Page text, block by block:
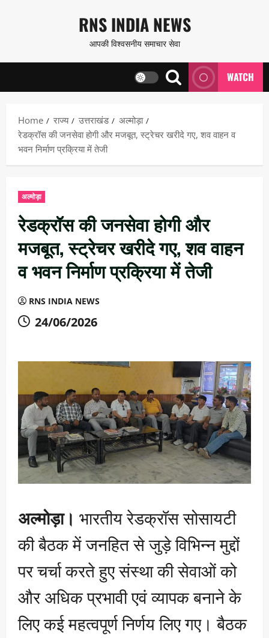
content
RNS INDIA NEWS
आपकी विश्वसनीय समाचार सेवा
WATCH
Home राज्य उत्तराखंड
अल्मोड़ा
रेडक्रॉस की जनसेवा होगी और मजबूत, स्ट्रेचर खरीदे गए, शव वाहन व
भवन निर्माण प्रक्रिया में तेजी
अल्मोड़ा
रेडक्रॉस की जनसेवा होगी और
मजबूत, स्ट्रेचर खरीदे गए, शव वाहन
व भवन निर्माण प्रक्रिया में तेजी
RNS INDIA NEWS
24/06/2026
अल्मोड़ा। भारतीय रेडक्रॉस सोसायटी
की बैठक में जनहित से जुड़े विभिन्न मुद्दों
पर चर्चा करते हुए संस्था की सेवाओं को
और अधिक प्रभावी एवं व्यापक बनाने के
लिए कई महत्वपूर्ण निर्णय लिए गए। बैठक